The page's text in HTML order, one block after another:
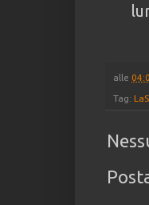
alle
Tag: